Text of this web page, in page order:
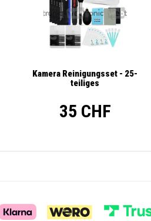
Kamera Reinigungsset - 25-
teiliges
35 CHF